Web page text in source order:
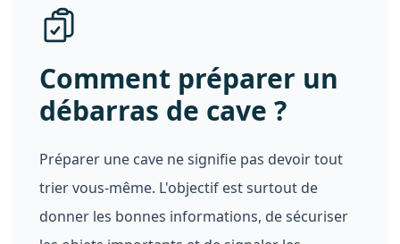
Comment préparer un
débarras de cave ?
Préparer une cave ne signifie pas devoir tout
trier vous-même. L'objectif est surtout de
donner les bonnes informations, de sécuriser